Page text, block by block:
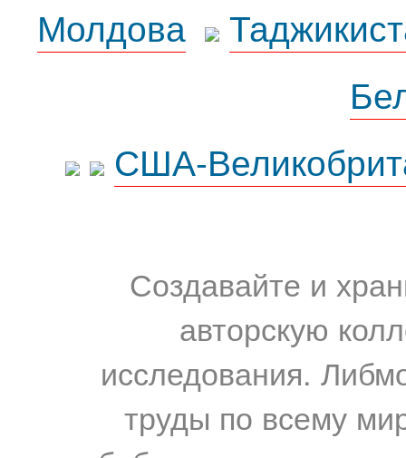
Молдова
США-
Создавайте и
авторскую
исследования.
труды по всему